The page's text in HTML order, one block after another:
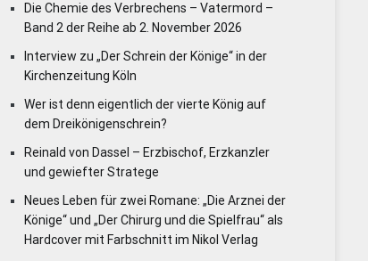
Die Chemie des Verbrechens – Vatermord –
Band 2 der Reihe ab 2. November 2026
Interview zu „Der Schrein der Könige“ in der
Kirchenzeitung Köln
Wer ist denn eigentlich der vierte König auf
dem Dreikönigenschrein?
Reinald von Dassel – Erzbischof, Erzkanzler
und gewiefter Stratege
Neues Leben für zwei Romane: „Die Arznei der
Könige“ und „Der Chirurg und die Spielfrau“ als
Hardcover mit Farbschnitt im Nikol Verlag